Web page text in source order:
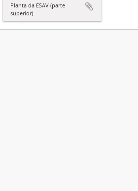
Planta da ESAV (parte
superior)